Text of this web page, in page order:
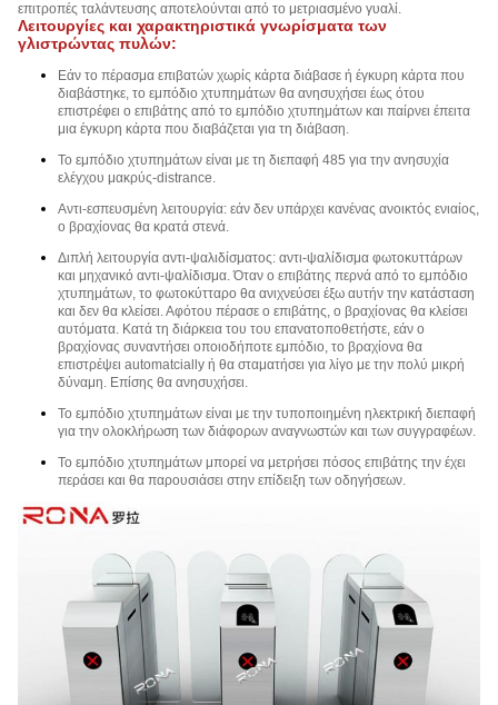
επιτροπές ταλάντευσης αποτελούνται από το μετριασμένο γυαλί.
Λειτουργίες και χαρακτηριστικά γνωρίσματα των
γλιστρώντας πυλών:
Εάν το πέρασμα επιβατών χωρίς κάρτα διάβασε ή έγκυρη κάρτα που
διαβάστηκε, το εμπόδιο χτυπημάτων θα ανησυχήσει έως ότου
επιστρέφει ο επιβάτης από το εμπόδιο χτυπημάτων και παίρνει έπειτα
μια έγκυρη κάρτα που διαβάζεται για τη διάβαση.
Το εμπόδιο χτυπημάτων είναι με τη διεπαφή 485 για την ανησυχία
ελέγχου μακρύς-distrance.
Αντι-εσπευσμένη λειτουργία: εάν δεν υπάρχει κανένας ανοικτός ενιαίος,
ο βραχίονας θα κρατά στενά.
Διπλή λειτουργία αντι-ψαλιδίσματος: αντι-ψαλίδισμα φωτοκυττάρων
και μηχανικό αντι-ψαλίδισμα. Όταν ο επιβάτης περνά από το εμπόδιο
χτυπημάτων, το φωτοκύτταρο θα ανιχνεύσει έξω αυτήν την κατάσταση
και δεν θα κλείσει. Αφότου πέρασε ο επιβάτης, ο βραχίονας θα κλείσει
αυτόματα. Κατά τη διάρκεια του του επανατοποθετήστε, εάν ο
βραχίονας συναντήσει οποιοδήποτε εμπόδιο, το βραχίονα θα
επιστρέψει automatcially ή θα σταματήσει για λίγο με την πολύ μικρή
δύναμη. Επίσης θα ανησυχήσει.
Το εμπόδιο χτυπημάτων είναι με την τυποποιημένη ηλεκτρική διεπαφή
για την ολοκλήρωση των διάφορων αναγνωστών και των συγγραφέων.
Το εμπόδιο χτυπημάτων μπορεί να μετρήσει πόσος επιβάτης την έχει
περάσει και θα παρουσιάσει στην επίδειξη των οδηγήσεων.